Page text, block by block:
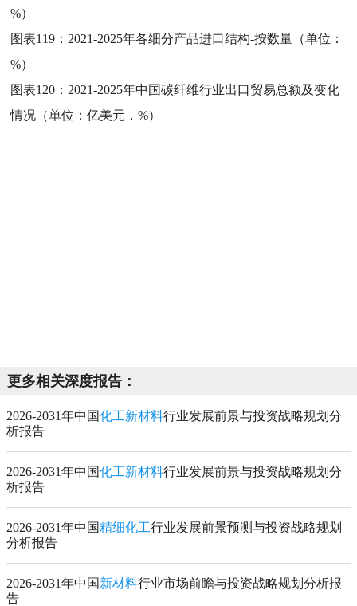
%）
图表119： 2021-2025年各细分产品进口结构-按数量（单位：
%）
图表120： 2021-2025年中国碳纤维行业出口贸易总额及变化
情况（单位：亿美元，%）
更多相关深度报告：
2026-2031年中国化工新材料行业发展前景与投资战略规划分
析报告
2026-2031年中国化工新材料行业发展前景与投资战略规划分
析报告
2026-2031年中国精细化工行业发展前景预测与投资战略规划
分析报告
2026-2031年中国 新材料行业市场前瞻与投资战略规划分析报
告